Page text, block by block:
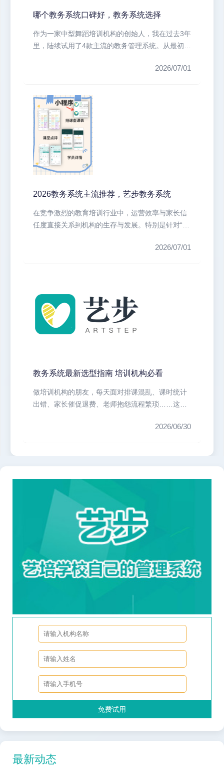
哪个教务系统口碑好，教务系统选择
作为一家中型舞蹈培训机构的创始人，我在过去3年
里，陆续试用了4款主流的教务管理系统。从最初的
2026/07/01
2026教务系统主流推荐，艺步教务系统
在竞争激烈的教育培训行业中，运营效率与家长信
任度直接关系到机构的生存与发展。特别是针对“消
2026/07/01
教务系统最新选型指南 培训机构必看
做培训机构的朋友，每天面对排课混乱、课时统计
出错、家长催促退费、老师抱怨流程繁琐……这些
2026/06/30
免费试用
最新动态